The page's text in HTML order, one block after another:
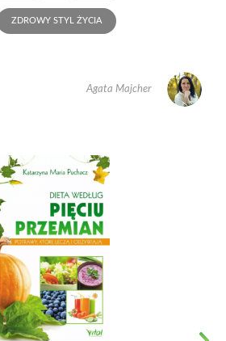
ZDROWY STYL ŻYCIA
Agata Majcher